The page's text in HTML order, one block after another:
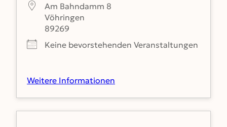
Am Bahndamm 8
Vöhringen
89269
Keine bevorstehenden Veranstaltungen
Weitere Informationen